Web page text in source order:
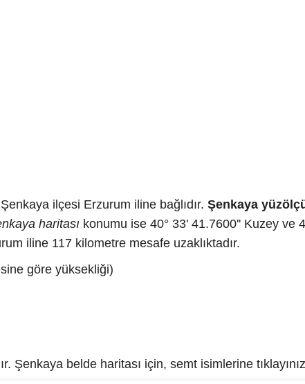
ilçesi Erzurum iline bağlıdır. Şenkaya
haritası konumu ise 40° 33' 41.7600'' Kuzey ve
iline 117 kilometre mesafe uzaklıktadır.
göre yüksekliği)
Şenkaya belde haritası için, semt isimlerine